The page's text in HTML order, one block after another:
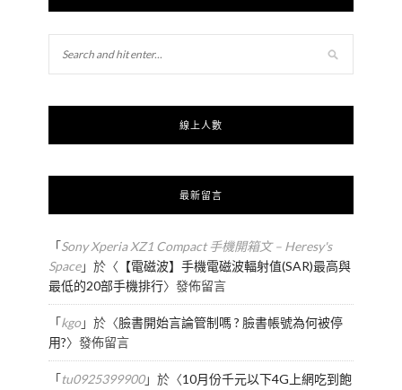
線上人數
最新留言
「Sony Xperia XZ1 Compact 手機開箱文 – Heresy's
Space」於〈 【電磁波】手機電磁波輻射值(SAR)最高與
最低的20部手機排行〉發佈留言
「kgo」於〈臉書開始言論管制嗎 ? 臉書帳號為何被停
用?〉發佈留言
「tu0925399900」於〈10月份千元以下4G上網吃到飽